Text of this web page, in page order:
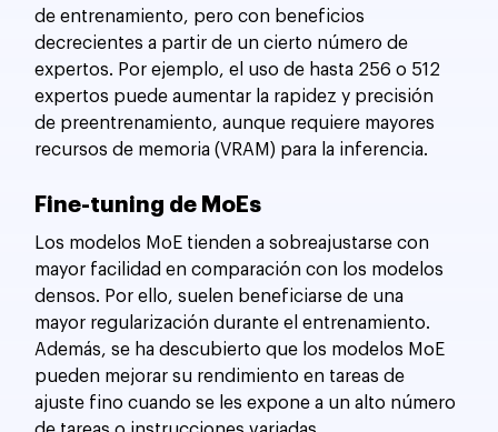
de entrenamiento, pero con beneficios
decrecientes a partir de un cierto número de
expertos. Por ejemplo, el uso de hasta 256 o 512
expertos puede aumentar la rapidez y precisión
de preentrenamiento, aunque requiere mayores
recursos de memoria (VRAM) para la inferencia.
Fine-tuning de MoEs
Los modelos MoE tienden a sobreajustarse con
mayor facilidad en comparación con los modelos
densos. Por ello, suelen beneficiarse de una
mayor regularización durante el entrenamiento.
Además, se ha descubierto que los modelos MoE
pueden mejorar su rendimiento en tareas de
ajuste fino cuando se les expone a un alto número